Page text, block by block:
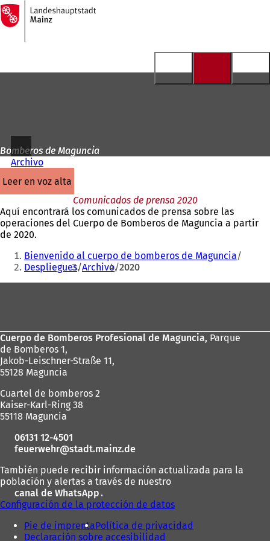
Saltar al contenido
A
la
página
Bomberos de Maguncia
Archivo
leer en voz alta
Comunicados de prensa 2020
Aquí encontrará los comunicados de prensa sobre las
operaciones del Cuerpo de Bomberos de Maguncia a partir
de 2020.
Estás
aquí:
Bienvenido al cuerpo de bomberos de Maguncia
Despliegues Archivo 2020
pies
Cuerpo de Bomberos Profesional de Maguncia, Parque
de Bomberos 1,
Jakob-Leischner-Straße 11,
55128 Maguncia
Cuartel de bomberos 2
Kaiser-Karl-Ring 38
55118 Maguncia
06131 12-4501
feuerwehr
stadt.mainz de
También puede recibir información actualizada para la
población y alertas a través de nuestro
canal de WhatsApp(
S
a
.
Configuración de la protección de datos
Pie de imprentaPolítica de privacidad
Declaración sobre accesibilidad